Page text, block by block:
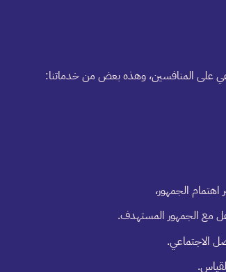
الجمهور،
مع الجمهور المستهدف.
الاجتماعي.